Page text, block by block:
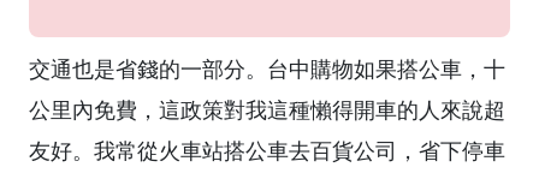
交通也是省錢的一部分。台中購物如果搭公車，十
公里內免費，這政策對我這種懶得開車的人來說超
友好。我常從火車站搭公車去百貨公司，省下停車